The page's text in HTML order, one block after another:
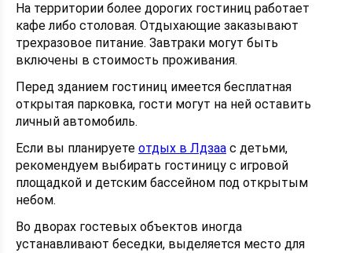
На территории более дорогих гостиниц работает
кафе либо столовая. Отдыхающие заказывают
трехразовое питание. Завтраки могут быть
включены в стоимость проживания.
Перед зданием гостиниц имеется бесплатная
открытая парковка, гости могут на ней оставить
личный автомобиль.
Если вы планируете отдых в Лдзаа с детьми,
рекомендуем выбирать гостиницу с игровой
площадкой и детским бассейном под открытым
небом.
Во дворах гостевых объектов иногда
устанавливают беседки, выделяется место для